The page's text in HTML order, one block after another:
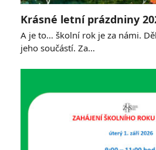
Krásné letní prázdniny
A je to… školní rok je za námi.
jeho součástí. Za…